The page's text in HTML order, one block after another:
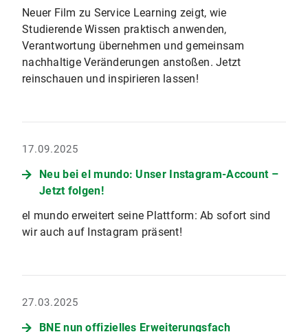
Neuer Film zu Service Learning zeigt, wie
Studierende Wissen praktisch anwenden,
Verantwortung übernehmen und gemeinsam
nachhaltige Veränderungen anstoßen. Jetzt
reinschauen und inspirieren lassen!
17.09.2025
Neu bei el mundo: Unser Instagram-Account –
Jetzt folgen!
el mundo erweitert seine Plattform: Ab sofort sind
wir auch auf Instagram präsent!
27.03.2025
BNE nun offizielles Erweiterungsfach